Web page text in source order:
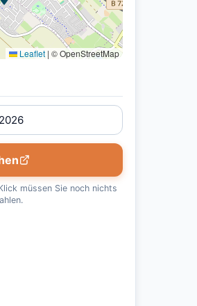
Leaflet | © OpenStreetMap
müssen Sie noch nichts